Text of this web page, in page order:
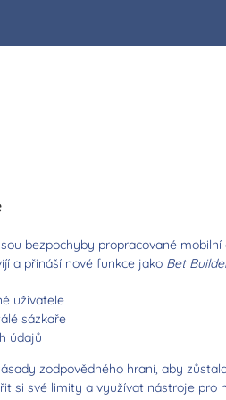
v České republice
letech velmi oblíbenou volbou
bezpochyby propracované
a přináší nové funkce jako Bet
uživatele
sázkaře
údajů
zodpovědného hraní, aby
si své limity a využívat nástroje pro